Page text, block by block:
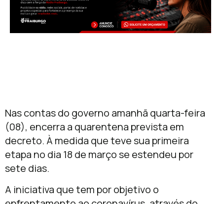
Nas contas do governo amanhã quarta-feira
(08), encerra a quarentena prevista em
decreto. À medida que teve sua primeira
etapa no dia 18 de março se estendeu por
sete dias.
A iniciativa que tem por objetivo o